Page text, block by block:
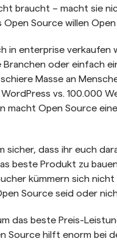
braucht – macht sie
Open Source willen
in enterprise verkaufen
Branchen oder einfach
Masse an
vs. 100.000
macht Open Source
sicher, dass ihr euch
beste Produkt zu
kümmern sich nicht
Source seid oder
das beste Preis-
Source hilft enorm bei